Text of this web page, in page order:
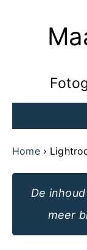
Home
De
meer